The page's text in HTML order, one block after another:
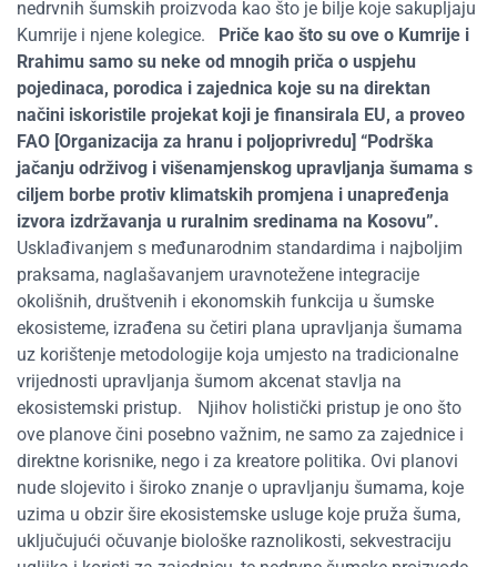
nedrvnih šumskih proizvoda kao što je bilje koje sakupljaju
Kumrije i njene kolegice.
Priče kao što su ove o Kumrije i
Rrahimu samo su neke od mnogih priča o uspjehu
pojedinaca, porodica i zajednica koje su na direktan
načini iskoristile projekat koji je finansirala EU, a proveo
FAO [Organizacija za hranu i poljoprivredu] “Podrška
jačanju održivog i višenamjenskog upravljanja šumama s
ciljem borbe protiv klimatskih promjena i unapređenja
izvora izdržavanja u ruralnim sredinama na Kosovu”.
Usklađivanjem s međunarodnim standardima i najboljim
praksama, naglašavanjem uravnotežene integracije
okolišnih, društvenih i ekonomskih funkcija u šumske
ekosisteme, izrađena su četiri plana upravljanja šumama
uz korištenje metodologije koja umjesto na tradicionalne
vrijednosti upravljanja šumom akcenat stavlja na
ekosistemski pristup.
Njihov holistički pristup je ono što
ove planove čini posebno važnim, ne samo za zajednice i
direktne korisnike, nego i za kreatore politika. Ovi planovi
nude slojevito i široko znanje o upravljanju šumama, koje
uzima u obzir šire ekosistemske usluge koje pruža šuma,
uključujući očuvanje biološke raznolikosti, sekvestraciju